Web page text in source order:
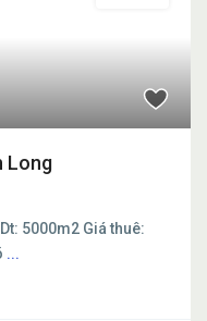
Long
5000m2 Giá thuê:
...